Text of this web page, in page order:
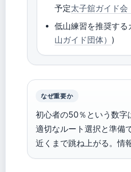
予定太子舘ガイド会
低山練習を推奨する
山ガイド団体） )
なぜ重要か
初心者の50％という数字
適切なルート選択と準備
近くまで跳ね上がる。情